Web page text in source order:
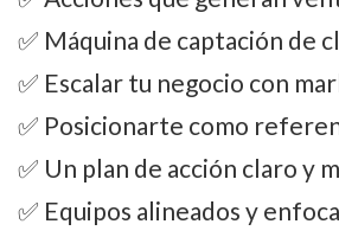
✅ Máquina de captación de
✅ Escalar tu negocio con
✅ Posicionarte como
✅ Un plan de acción claro y
✅ Equipos alineados y